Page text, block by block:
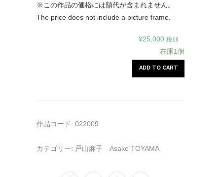
¥25,000 税別
※この作品の価格には額代が含まれません。
The price does not include a picture frame.
在庫1個
ADD TO CART
作品コード: 022009
カテゴリー: 戸山麻子 Asako TOYAMA